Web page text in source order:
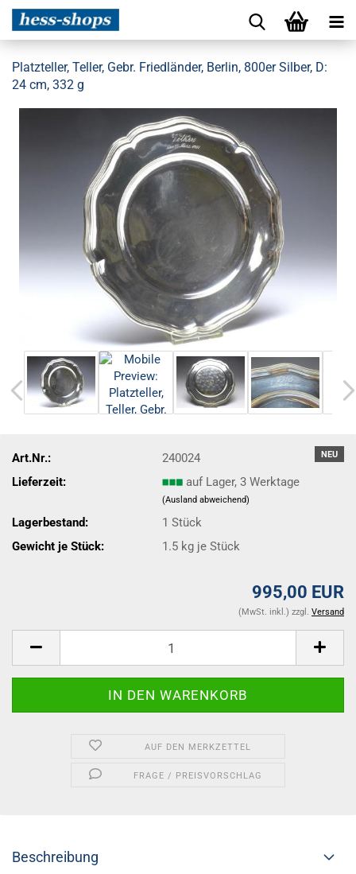
Platzteller, Teller, Gebr. Friedländer, Berlin, 800er Silber, D:
24 cm, 332 g
NEU
Art.Nr.:
240024
Lieferzeit:
auf Lager, 3 Werktage
(Ausland abweichend)
Lagerbestand: 1Stück
Gewicht je Stück:
1.5 kg je Stück
995,00 EUR
(MwSt. inkl.) zzgl. Versand
AUF DEN MERKZETTEL
FRAGE / PREISVORSCHLAG
Beschreibung